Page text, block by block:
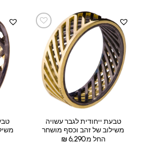
טבעת ייחודית לגבר עשויה
משילוב של זהב וכסף מושחר
החל מ:
₪6,290